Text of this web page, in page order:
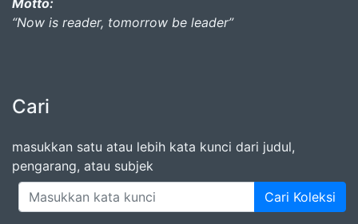
Motto:
“Now is reader, tomorrow be leader”
Cari
masukkan satu atau lebih kata kunci dari judul,
pengarang, atau subjek
Cari Koleksi